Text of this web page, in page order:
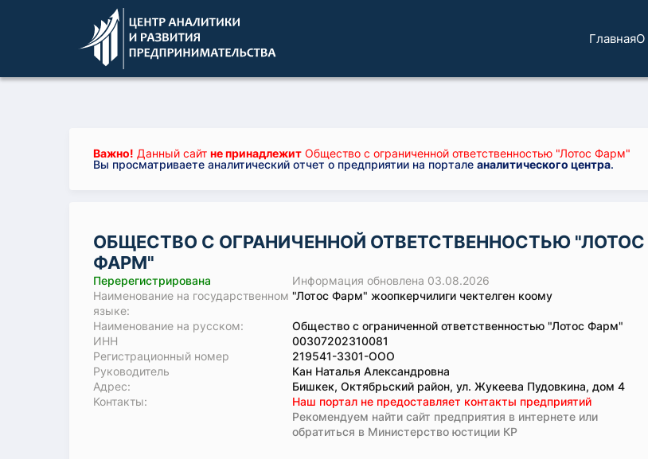
ГлавнаяО
Важно! Данный сайт не принадлежит Общество с ограниченной ответственностью "Лотос Фарм"
Вы просматриваете аналитический отчет о предприятии на портале аналитического центра.
ОБЩЕСТВО С ОГРАНИЧЕННОЙ ОТВЕТСТВЕННОСТЬЮ "ЛОТОС
ФАРМ"
Перерегистрирована
Информация обновлена 03.08.2026
Наименование на государственном
языке:
"Лотос Фарм" жоопкерчилиги чектелген коому
Наименование на русском:
Общество с ограниченной ответственностью "Лотос Фарм"
ИНН
00307202310081
Регистрационный номер
219541-3301-ООО
Руководитель
Кан Наталья Александровна
Адрес:
Бишкек, Октябрьский район, ул. Жукеева Пудовкина, дом 4
Koнтaкты:
Наш портал не предоставляет контакты предприятий
Рекомендуем найти сайт предприятия в интернете или
обратиться в Министерство юстиции КР